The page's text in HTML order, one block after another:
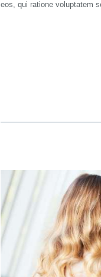
eos, qui ratione voluptatem